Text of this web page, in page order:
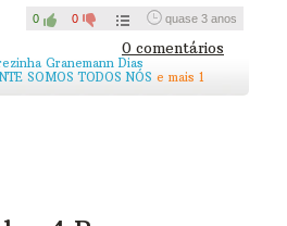
0 0 quase 3 anos
0 comentários
Granemann Dias
SOMOS TODOS NÓS e mais 1